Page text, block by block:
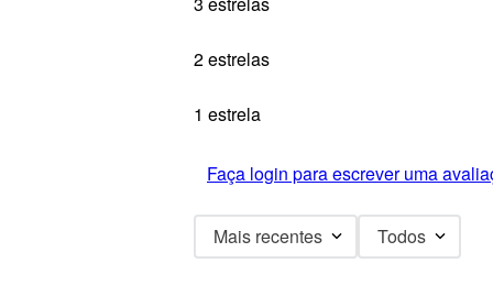
2 estrelas
1 estrela
Faça login para escrever uma
Mais recentes Todos